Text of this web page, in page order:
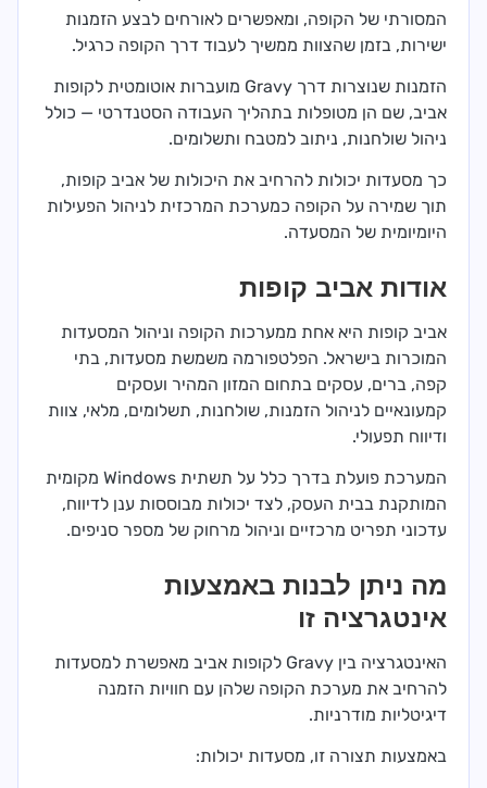
המסורתי של הקופה, ומאפשרים לאורחים לבצע הזמנות
ישירות, בזמן שהצוות ממשיך לעבוד דרך הקופה כרגיל.
הזמנות שנוצרות דרך Gravy מועברות אוטומטית לקופות
אביב, שם הן מטופלות בתהליך העבודה הסטנדרטי — כולל
ניהול שולחנות, ניתוב למטבח ותשלומים.
כך מסעדות יכולות להרחיב את היכולות של אביב קופות,
תוך שמירה על הקופה כמערכת המרכזית לניהול הפעילות
היומיומית של המסעדה.
אודות אביב קופות
אביב קופות היא אחת ממערכות הקופה וניהול המסעדות
המוכרות בישראל. הפלטפורמה משמשת מסעדות, בתי
קפה, ברים, עסקים בתחום המזון המהיר ועסקים
קמעונאיים לניהול הזמנות, שולחנות, תשלומים, מלאי, צוות
ודיווח תפעולי.
המערכת פועלת בדרך כלל על תשתית Windows מקומית
המותקנת בבית העסק, לצד יכולות מבוססות ענן לדיווח,
עדכוני תפריט מרכזיים וניהול מרחוק של מספר סניפים.
מה ניתן לבנות באמצעות
אינטגרציה זו
האינטגרציה בין Gravy לקופות אביב מאפשרת למסעדות
להרחיב את מערכת הקופה שלהן עם חוויות הזמנה
דיגיטליות מודרניות.
באמצעות תצורה זו, מסעדות יכולות: